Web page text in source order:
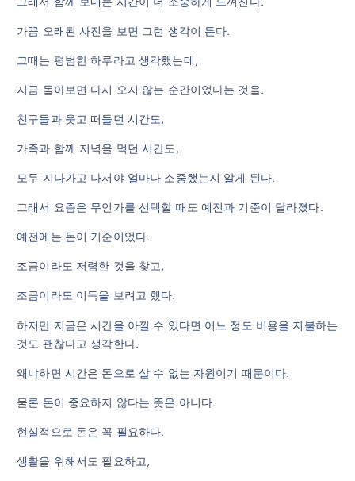
가끔 오래된 사진을 보면 그런 생각이 든다.
그때는 평범한 하루라고 생각했는데,
지금 돌아보면 다시 오지 않는 순간이었다는 것을.
친구들과 웃고 떠들던 시간도,
가족과 함께 저녁을 먹던 시간도,
모두 지나가고 나서야 얼마나 소중했는지 알게 된다.
그래서 요즘은 무언가를 선택할 때도 예전과 기준이 달라졌다.
예전에는 돈이 기준이었다.
조금이라도 저렴한 것을 찾고,
조금이라도 이득을 보려고 했다.
하지만 지금은 시간을 아낄 수 있다면 어느 정도 비용을 지불하는
것도 괜찮다고 생각한다.
왜냐하면 시간은 돈으로 살 수 없는 자원이기 때문이다.
물론 돈이 중요하지 않다는 뜻은 아니다.
현실적으로 돈은 꼭 필요하다.
생활을 위해서도 필요하고,